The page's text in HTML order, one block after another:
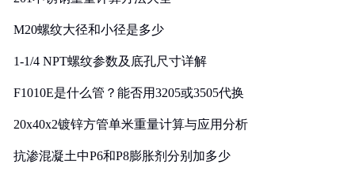
M20螺纹大径和小径是多少
1-1/4 NPT螺纹参数及底孔尺寸详解
F1010E是什么管？能否用3205或3505代换
20x40x2镀锌方管单米重量计算与应用分析
抗渗混凝土中P6和P8膨胀剂分别加多少